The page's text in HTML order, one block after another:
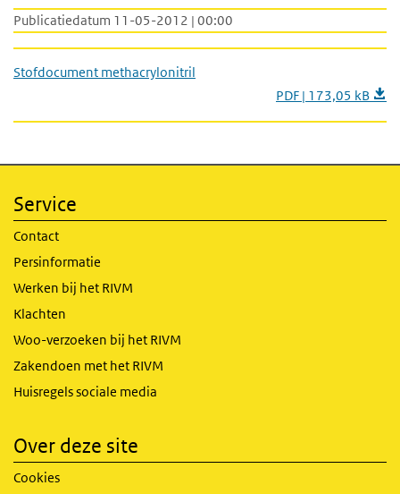
Publicatiedatum 11-05-2012 | 00:00
Stofdocument methacrylonitril
PDF | 173,05 kB
Service
Contact
Persinformatie
Werken bij het RIVM
Klachten
Woo-verzoeken bij het RIVM
Zakendoen met het RIVM
Huisregels sociale media
Over deze site
Cookies